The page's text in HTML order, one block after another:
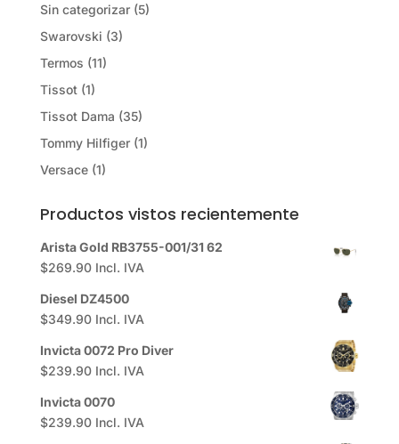
Sin categorizar (5)
Swarovski (3)
Termos (11)
Tissot (1)
Tissot Dama (35)
Tommy Hilfiger (1)
Versace (1)
Productos vistos recientemente
Arista Gold RB3755-001/31 62
$269.90 Incl. IVA
Diesel DZ4500
$349.90 Incl. IVA
Invicta 0072 Pro Diver
$239.90 Incl. IVA
Invicta 0070
$239.90 Incl. IVA